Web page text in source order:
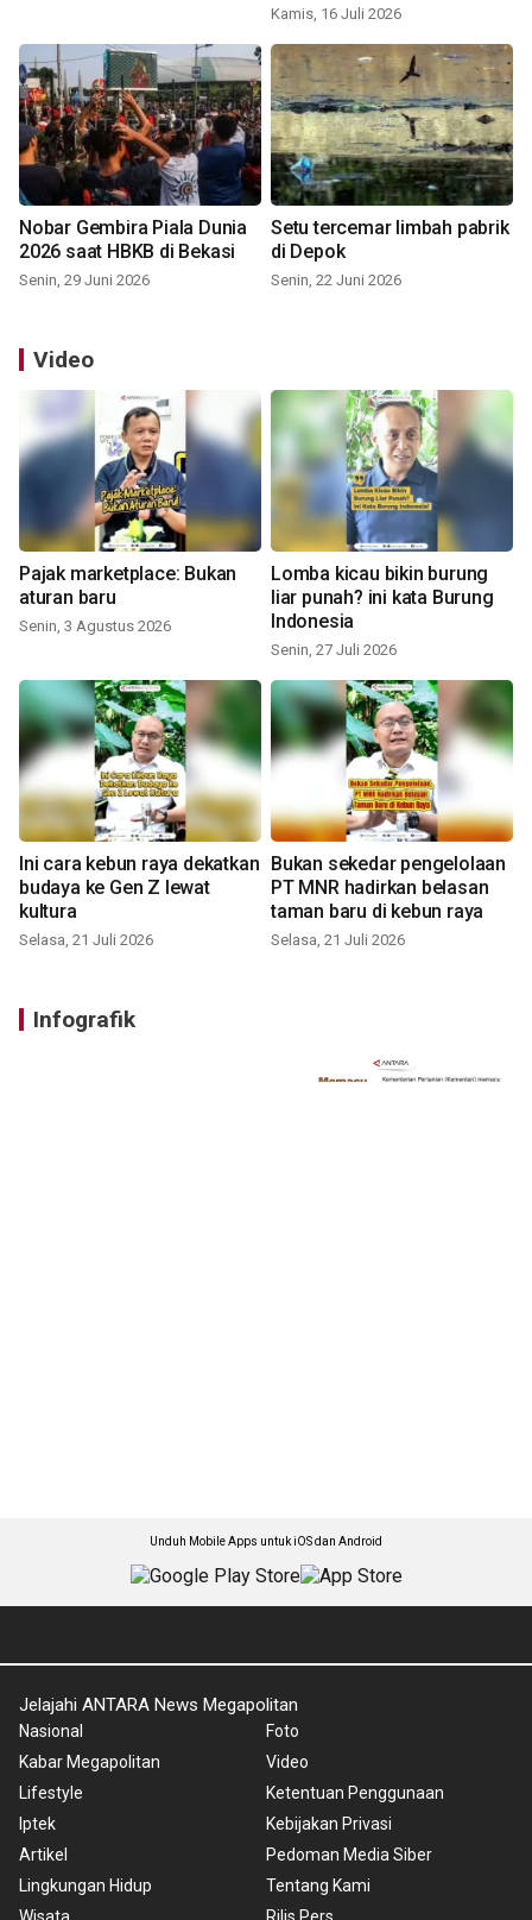
Kamis, 16 Juli 2026
Nobar Gembira Piala Dunia
2026 saat HBKB di Bekasi
Senin, 29 Juni 2026
Setu tercemar limbah pabrik
di Depok
Senin, 22 Juni 2026
Video
Pajak marketplace: Bukan
aturan baru
Senin, 3 Agustus 2026
Lomba kicau bikin burung
liar punah? ini kata Burung
Indonesia
Senin, 27 Juli 2026
Ini cara kebun raya dekatkan
budaya ke Gen Z lewat
kultura
Selasa, 21 Juli 2026
Bukan sekedar pengelolaan
PT MNR hadirkan belasan
taman baru di kebun raya
Selasa, 21 Juli 2026
Infografik
Unduh Mobile Apps untuk iOS dan Android
Jelajahi ANTARA News Megapolitan
Nasional
Kabar Megapolitan
Lifestyle
Iptek
Artikel
Lingkungan Hidup
Wisata
Foto
Video
Ketentuan Penggunaan
Kebijakan Privasi
Pedoman Media Siber
Tentang Kami
Rilis Pers